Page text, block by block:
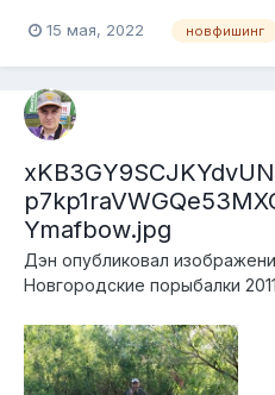
15 мая, 2022 новфишинг
Ymafbow.jpg
Дэн опубликовал
Новгородские порыбалки 2011